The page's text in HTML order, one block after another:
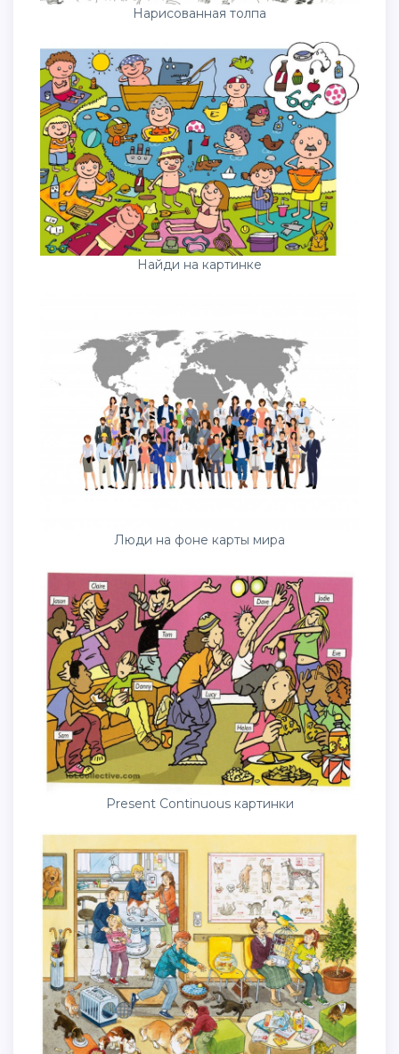
Нарисованная толпа
Найди на картинке
Люди на фоне карты мира
Present Continuous картинки